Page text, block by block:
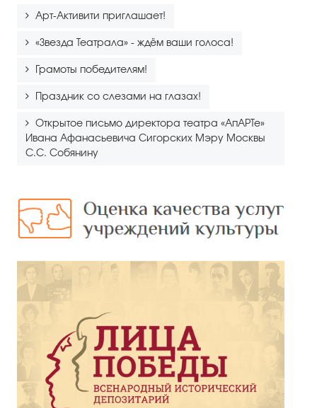
Арт-Активити приглашает!
«Звезда Театрала» - ждём ваши голоса!
Грамоты победителям!
Праздник со слезами на глазах!
Открытое письмо директора театра «АпАРТе»
Ивана Афанасьевича Сигорских Мэру Москвы
С.С. Собянину